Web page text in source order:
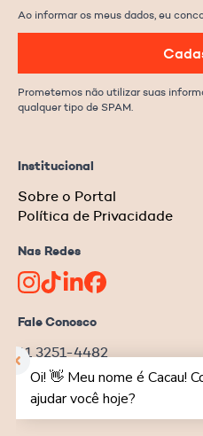
Institucional
Sobre o Portal
Política de Privacidade
Nas Redes
Fale Conosco
11 3251-4482
redacao@ongnews.com.br
Rua Manoel da Nóbrega,
Bela Vista | São
Ao informar os meus dados, eu
Prometemos não utilizar suas
qualquer tipo de SPAM.